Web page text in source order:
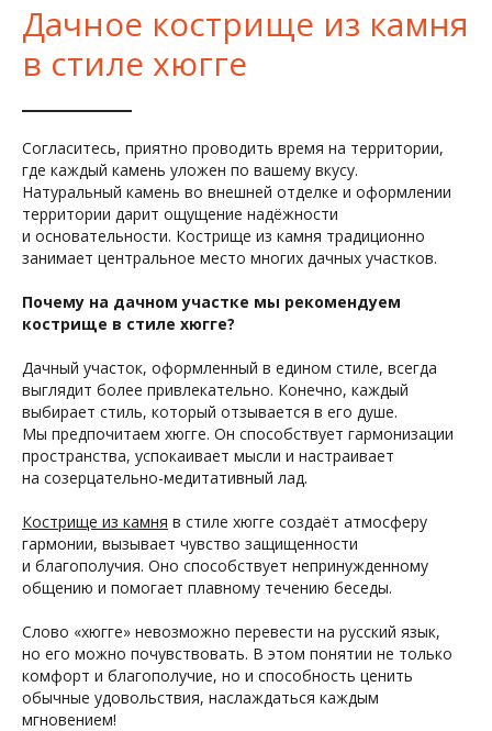
Дачное кострище из камня
в стиле хюгге
Согласитесь, приятно проводить время на территории,
где каждый камень уложен по вашему вкусу.
Натуральный камень во внешней отделке и оформлении
территории дарит ощущение надёжности
и основательности. Кострище из камня традиционно
занимает центральное место многих дачных участков.
Почему на дачном участке мы рекомендуем
кострище в стиле хюгге?
Дачный участок, оформленный в едином стиле, всегда
выглядит более привлекательно. Конечно, каждый
выбирает стиль, который отзывается в его душе.
Мы предпочитаем хюгге. Он способствует гармонизации
пространства, успокаивает мысли и настраивает
на созерцательно-медитативный лад.
Кострище из камня в стиле хюгге создаёт атмосферу
гармонии, вызывает чувство защищенности
и благополучия. Оно способствует непринужденному
общению и помогает плавному течению беседы.
Слово «хюгге» невозможно перевести на русский язык,
но его можно почувствовать. В этом понятии не только
комфорт и благополучие, но и способность ценить
обычные удовольствия, наслаждаться каждым
мгновением!